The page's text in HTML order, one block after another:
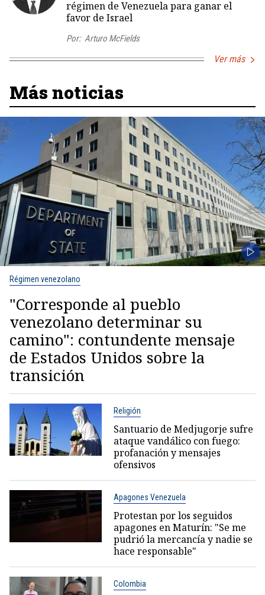
régimen de Venezuela para ganar el
favor de Israel
Por: Arturo McFields
Ver más
Más noticias
Régimen venezolano
"Corresponde al pueblo
venezolano determinar su
camino": contundente mensaje
de Estados Unidos sobre la
transición
Religión
Santuario de Medjugorje sufre
ataque vandálico con fuego:
profanación y mensajes
ofensivos
Apagones Venezuela
Protestan por los seguidos
apagones en Maturín: "Se me
pudrió la mercancía y nadie se
hace responsable"
Colombia